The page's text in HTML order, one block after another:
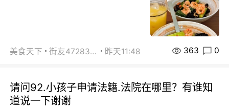
美食天下 街友472838572 昨天11:48 363 0
请问92.小孩子申请法籍.法院在哪里？有谁知
道说一下谢谢